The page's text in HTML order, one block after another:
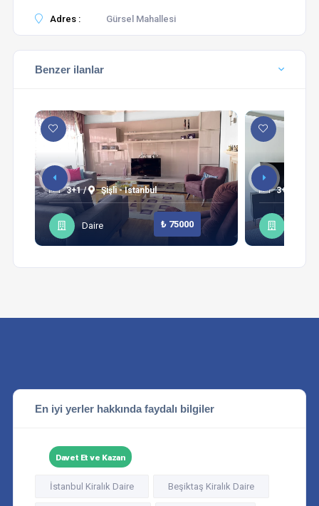
Adres : Gürsel Mahallesi
Benzer ilanlar
3+1 / Şişli - Istanbul
Daire ₺ 75000
3+1 /
En iyi yerler hakkında faydalı bilgiler
Davet Et ve Kazan
İstanbul Kiralık Daire Beşiktaş Kiralık Daire